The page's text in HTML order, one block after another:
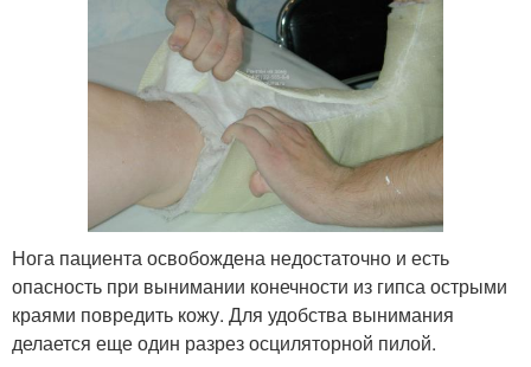
Нога пациента освобождена недостаточно и есть
опасность при вынимании конечности из гипса острыми
краями повредить кожу. Для удобства вынимания
делается еще один разрез осциляторной пилой.